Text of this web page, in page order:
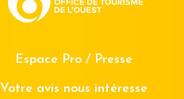
Espace Pro / Presse
Votre avis nous intéresse